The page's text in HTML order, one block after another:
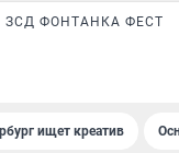
ЗСД ФОНТАНКА ФЕСТ
ищет креатив